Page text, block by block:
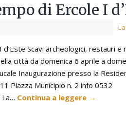
di Ercole I
Scavi archeologici, restauri e
città da domenica 6 aprile a
Inaugurazione presso la
Piazza Municipio n. 2 info 0532
Continua a leggere →